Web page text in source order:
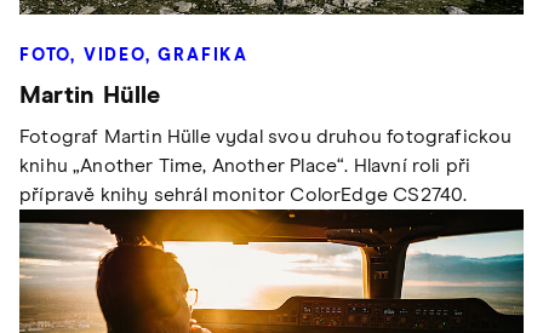
FOTO, VIDEO, GRAFIKA
Martin Hülle
Fotograf Martin Hülle vydal svou druhou fotografickou
knihu „Another Time, Another Place“. Hlavní roli při
přípravě knihy sehrál monitor ColorEdge CS2740.